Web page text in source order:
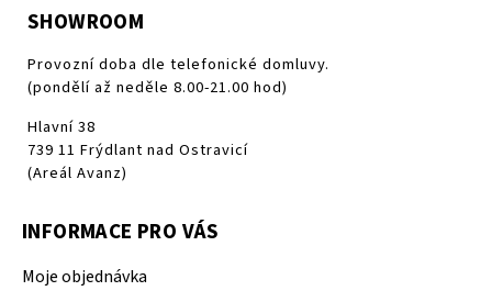
SHOWROOM
Provozní doba dle telefonické domluvy.
(pondělí až neděle 8.00-21.00 hod)
Hlavní 38
739 11 Frýdlant nad Ostravicí
(Areál Avanz)
INFORMACE PRO VÁS
Moje objednávka